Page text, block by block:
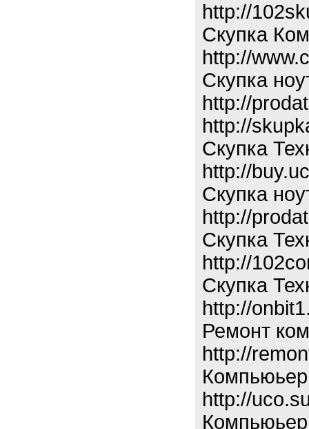
http://
Скупка
http://
Скупка
http://
http://
Скупка
http://
Скупка
http://
Скупка
http://
Скупка
http://
Ремонт
http://
http://